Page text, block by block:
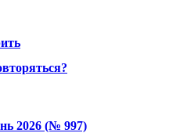
2026 (№ 997)